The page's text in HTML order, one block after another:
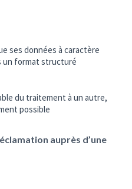
ses données à caractère
un format structuré
du traitement à un autre,
possible
auprès d’une